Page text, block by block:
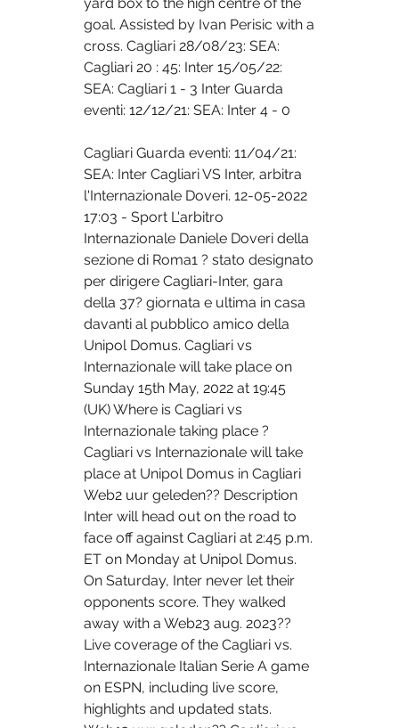
goal. Assisted by Ivan Perisic with a
cross. Cagliari 28/08/23: SEA:
Cagliari 20 : 45: Inter 15/05/22:
SEA: Cagliari 1 - 3 Inter Guarda
eventi: 12/12/21: SEA: Inter 4 - 0
Cagliari Guarda eventi: 11/04/21:
SEA: Inter Cagliari VS Inter, arbitra
l'Internazionale Doveri. 12-05-2022
17:03 - Sport L'arbitro
Internazionale Daniele Doveri della
sezione di Roma1 ? stato designato
per dirigere Cagliari-Inter, gara
della 37? giornata e ultima in casa
davanti al pubblico amico della
Unipol Domus. Cagliari vs
Internazionale will take place on
Sunday 15th May, 2022 at 19:45
(UK) Where is Cagliari vs
Internazionale taking place ?
Cagliari vs Internazionale will take
place at Unipol Domus in Cagliari
Web2 uur geleden?? Description
Inter will head out on the road to
face off against Cagliari at 2:45 p.m.
ET on Monday at Unipol Domus.
On Saturday, Inter never let their
opponents score. They walked
away with a Web23 aug. 2023??
Live coverage of the Cagliari vs.
Internazionale Italian Serie A game
on ESPN, including live score,
highlights and updated stats.